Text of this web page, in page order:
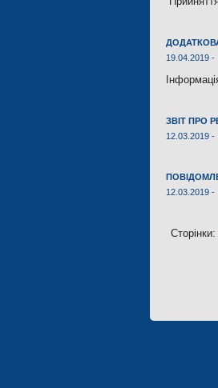
19.04.2019 -
ЗВІТ ПРО
12.03.2019 -
12.03.2019 -
Сторінки: